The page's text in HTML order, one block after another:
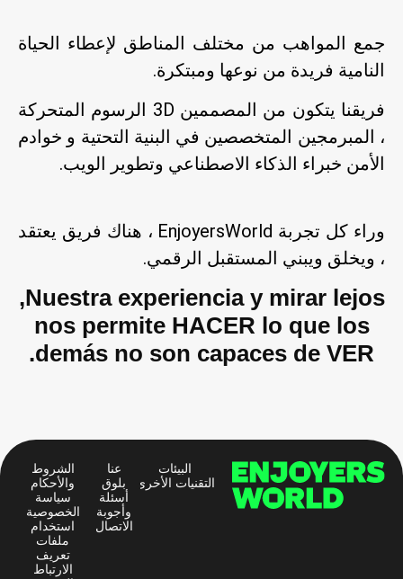
جمع المواهب من مختلف المناطق لإعطاء الحياة
النامية فريدة من نوعها ومبتكرة.
فريقنا يتكون من المصممين 3D الرسوم المتحركة
، المبرمجين المتخصصين في البنية التحتية و خوادم
الأمن خبراء الذكاء الاصطناعي وتطوير الويب.
وراء كل تجربة EnjoyersWorld ، هناك فريق يعتقد
، ويخلق ويبني المستقبل الرقمي.
Nuestra experiencia y mirar lejos,
nos permite HACER lo que los
demás no son capaces de VER.
البيئات
التقنيات الأخرى
عنا
بلوق
أسئلة
وأجوبة
الاتصال
الشروط
والأحكام
سياسة
الخصوصية
استخدام
ملفات
تعريف
الارتباط